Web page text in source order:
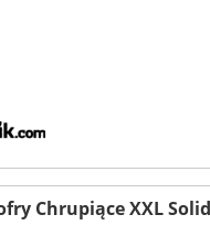
Chrupiące XXL